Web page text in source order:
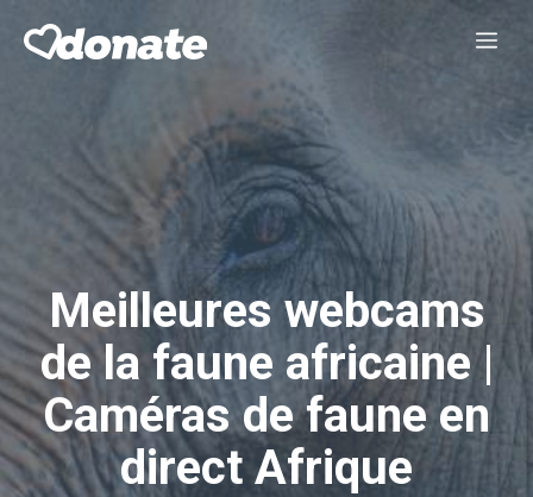
Meilleures webcams
de la faune africaine |
Caméras de faune en
direct Afrique